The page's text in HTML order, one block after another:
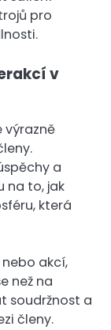
pro
v
výrazně
a
na to, jak
která
akcí,
než na
soudržnost a
členy.